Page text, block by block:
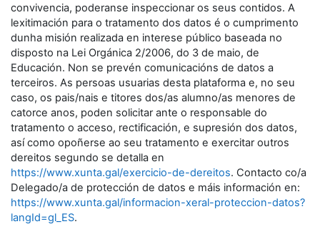
convivencia, poderanse inspeccionar os seus contidos. A
lexitimación para o tratamento dos datos é o cumprimento
dunha misión realizada en interese público baseada no
disposto na Lei Orgánica 2/2006, do 3 de maio, de
Educación. Non se prevén comunicacións de datos a
terceiros. As persoas usuarias desta plataforma e, no seu
caso, os pais/nais e titores dos/as alumno/as menores de
catorce anos, poden solicitar ante o responsable do
tratamento o acceso, rectificación, e supresión dos datos,
así como opoñerse ao seu tratamento e exercitar outros
dereitos segundo se detalla en
https://www.xunta.gal/exercicio-de-dereitos. Contacto co/a
Delegado/a de protección de datos e máis información en:
https://www.xunta.gal/informacion-xeral-proteccion-datos?
langId=gl_ES.